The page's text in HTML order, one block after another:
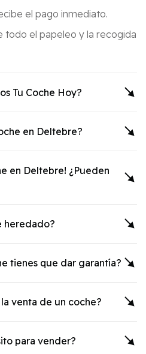
el pago inmediato.
todo el papeleo y la recogida
Tu Coche Hoy?
en Deltebre?
en Deltebre! ¿Pueden
heredado?
tienes que dar garantía?
venta de un coche?
para vender?